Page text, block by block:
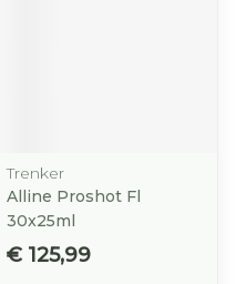
Trenker
Alline Proshot Fl
30x25ml
€ 125,99